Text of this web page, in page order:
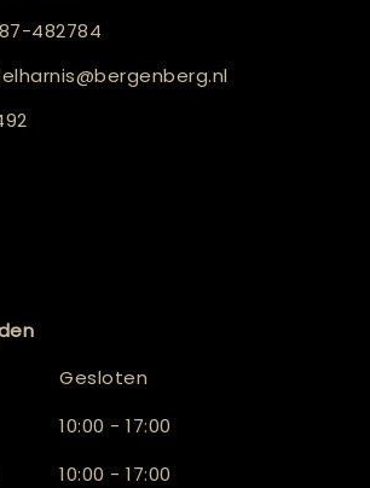
482784
Gesloten
10:00 - 17:00
10:00 - 17:00